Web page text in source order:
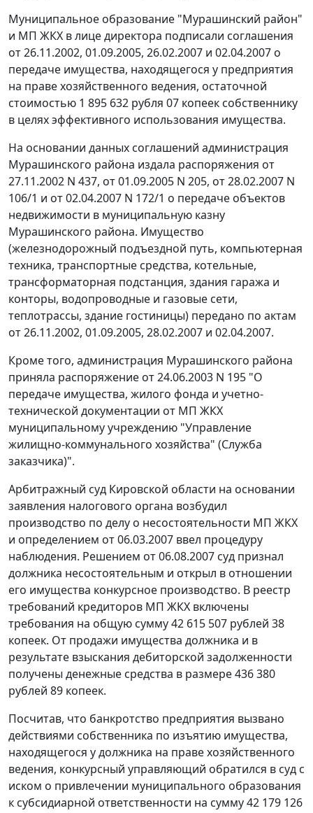
Муниципальное образование "Мурашинский район"
и МП ЖКХ в лице директора подписали соглашения
от 26.11.2002, 01.09.2005, 26.02.2007 и 02.04.2007 о
передаче имущества, находящегося у предприятия
на праве хозяйственного ведения, остаточной
стоимостью 1 895 632 рубля 07 копеек собственнику
в целях эффективного использования имущества.
На основании данных соглашений администрация
Мурашинского района издала распоряжения от
27.11.2002 N 437, от 01.09.2005 N 205, от 28.02.2007 N
106/1 и от 02.04.2007 N 172/1 о передаче объектов
недвижимости в муниципальную казну
Мурашинского района. Имущество
(железнодорожный подъездной путь, компьютерная
техника, транспортные средства, котельные,
трансформаторная подстанция, здания гаража и
конторы, водопроводные и газовые сети,
теплотрассы, здание гостиницы) передано по актам
от 26.11.2002, 01.09.2005, 28.02.2007 и 02.04.2007.
Кроме того, администрация Мурашинского района
приняла распоряжение от 24.06.2003 N 195 "О
передаче имущества, жилого фонда и учетно-
технической документации от МП ЖКХ
муниципальному учреждению "Управление
жилищно-коммунального хозяйства" (Служба
заказчика)".
Арбитражный суд Кировской области на основании
заявления налогового органа возбудил
производство по делу о несостоятельности МП ЖКХ
и определением от 06.03.2007 ввел процедуру
наблюдения. Решением от 06.08.2007 суд признал
должника несостоятельным и открыл в отношении
его имущества конкурсное производство. В реестр
требований кредиторов МП ЖКХ включены
требования на общую сумму 42 615 507 рублей 38
копеек. От продажи имущества должника и в
результате взыскания дебиторской задолженности
получены денежные средства в размере 436 380
рублей 89 копеек.
Посчитав, что банкротство предприятия вызвано
действиями собственника по изъятию имущества,
находящегося у должника на праве хозяйственного
ведения, конкурсный управляющий обратился в суд с
иском о привлечении муниципального образования
к субсидиарной ответственности на сумму 42 179 126